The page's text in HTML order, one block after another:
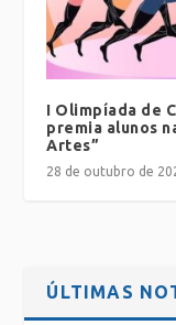
I Olimpíada de
premia alunos
Artes”
28 de outubro de
ÚLTIMAS